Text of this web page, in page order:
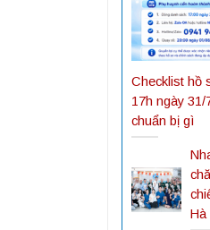
Checklist hồ
17h ngày 31/
chuẩn bị gì
Hà